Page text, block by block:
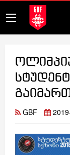
GBF